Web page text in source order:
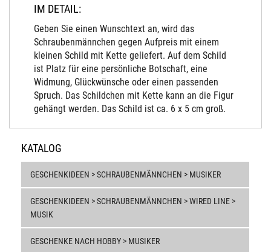
IM DETAIL:
Geben Sie einen Wunschtext an, wird das
Schraubenmännchen gegen Aufpreis mit einem
kleinen Schild mit Kette geliefert. Auf dem Schild
ist Platz für eine persönliche Botschaft, eine
Widmung, Glückwünsche oder einen passenden
Spruch. Das Schildchen mit Kette kann an die Figur
gehängt werden. Das Schild ist ca. 6 x 5 cm groß.
KATALOG
GESCHENKIDEEN > SCHRAUBENMÄNNCHEN > MUSIKER
GESCHENKIDEEN > SCHRAUBENMÄNNCHEN > WIRED LINE >
MUSIK
GESCHENKE NACH HOBBY > MUSIKER